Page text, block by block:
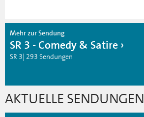
Mehr zur Sendung
SR 3 - Comedy & Satire
SR 3| 293 Sendungen
AKTUELLE SENDUNGEN